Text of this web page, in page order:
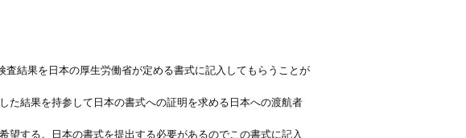
結果を日本の厚生労働省が定める書式に記入してもらうことが
た結果を持参して日本の書式への証明を求める日本への渡航者
望する。日本の書式を提出する必要があるのでこの書式に記入